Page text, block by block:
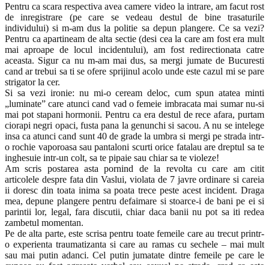
Pentru ca scara respectiva avea camere video la intrare, am facut rost
de inregistrare (pe care se vedeau destul de bine trasaturile
individului) si m-am dus la politie sa depun plangere. Ce sa vezi?
Pentru ca apartineam de alta sectie (desi cea la care am fost era mult
mai aproape de locul incidentului), am fost redirectionata catre
aceasta. Sigur ca nu m-am mai dus, sa mergi jumate de Bucuresti
cand ar trebui sa ti se ofere sprijinul acolo unde este cazul mi se pare
strigator la cer.
Si sa vezi ironie: nu mi-o ceream deloc, cum spun atatea minti
„luminate” care atunci cand vad o femeie imbracata mai sumar nu-si
mai pot stapani hormonii. Pentru ca era destul de rece afara, purtam
ciorapi negri opaci, fusta pana la genunchi si sacou. A nu se intelege
insa ca atunci cand sunt 40 de grade la umbra si mergi pe strada intr-
o rochie vaporoasa sau pantaloni scurti orice fatalau are dreptul sa te
inghesuie intr-un colt, sa te pipaie sau chiar sa te violeze!
Am scris postarea asta pornind de la revolta cu care am citit
articolele despre fata din Vaslui, violata de 7 javre ordinare si careia
ii doresc din toata inima sa poata trece peste acest incident. Draga
mea, depune plangere pentru defaimare si stoarce-i de bani pe ei si
parintii lor, legal, fara discutii, chiar daca banii nu pot sa iti redea
zambetul momentan.
Pe de alta parte, este scrisa pentru toate femeile care au trecut printr-
o experienta traumatizanta si care au ramas cu sechele – mai mult
sau mai putin adanci. Cel putin jumatate dintre femeile pe care le